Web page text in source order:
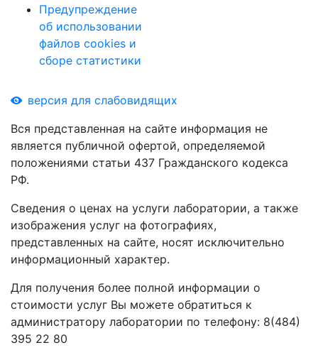
Предупреждение
об использовании
файлов cookies и
сборе статистики
версия для слабовидящих
Вся представленная на сайте информация не
является публичной офертой, определяемой
положениями статьи 437 Гражданского кодекса
РФ.
Сведения о ценах на услуги лаборатории, а также
изображения услуг на фотографиях,
представленных на сайте, носят исключительно
информационный характер.
Для получения более полной информации о
стоимости услуг Вы можете обратиться к
администратору лаборатории по телефону: 8(484)
395 22 80